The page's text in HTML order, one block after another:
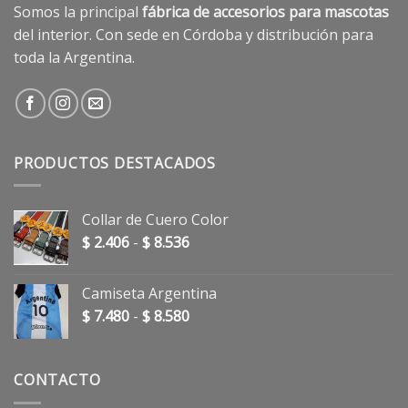
Somos la principal fábrica de accesorios para mascotas
del interior. Con sede en Córdoba y distribución para
toda la Argentina.
PRODUCTOS DESTACADOS
Collar de Cuero Color
$ 2.406 - $8.536Rango
desde
$ 2.406
Camiseta Argentina
$ 7.480 - $8.580Rango
CONTACTO